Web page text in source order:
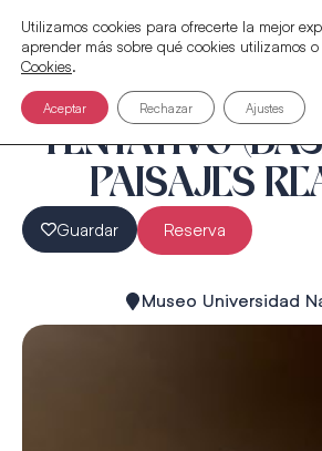
TENTATIVO
PAISAJES
Guardar Reserva
Museo Universidad
Utilizamos cookies para ofrecerte la mejor
aprender más sobre qué cookies utilizamos
Cookies.
Aceptar Rechazar Ajustes